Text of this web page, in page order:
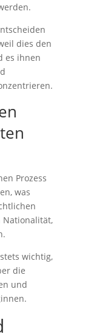
dies den
es ihnen
Prozess
was
Nationalität,
wichtig,
die
und